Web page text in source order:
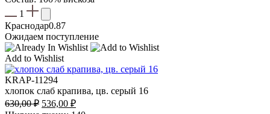
1
Краснодар0.87
Ожидаем поступление
Add to Wishlist
KRAP-11294
хлопок слаб крапива, цв. серый 16
630,00₽ Первоначальная
536,00 ₽Текущая